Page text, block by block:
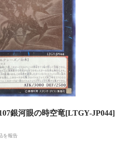
銀河眼の時空竜[LTGY-JP044]
を報告